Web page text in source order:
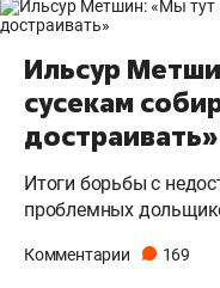
Ильсур
сусекам
достраивать»
Итоги борьбы с
проблемных
Комментарии 169